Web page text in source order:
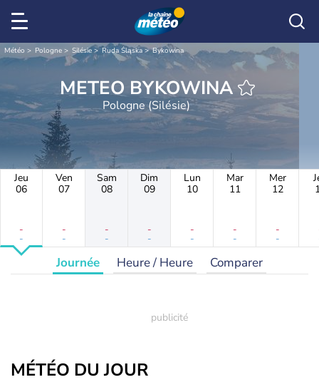
Météo Pologne Silésie Ruda Śląska Bykowina
METEO BYKOWINA
Pologne (Silésie)
Jeu
06
-
-
Ven
07
-
-
Sam
08
-
-
Dim
09
-
-
Lun
10
-
-
Mar
11
-
-
Mer
12
-
-
Journée Heure / Heure Comparer
MÉTÉO DU JOUR